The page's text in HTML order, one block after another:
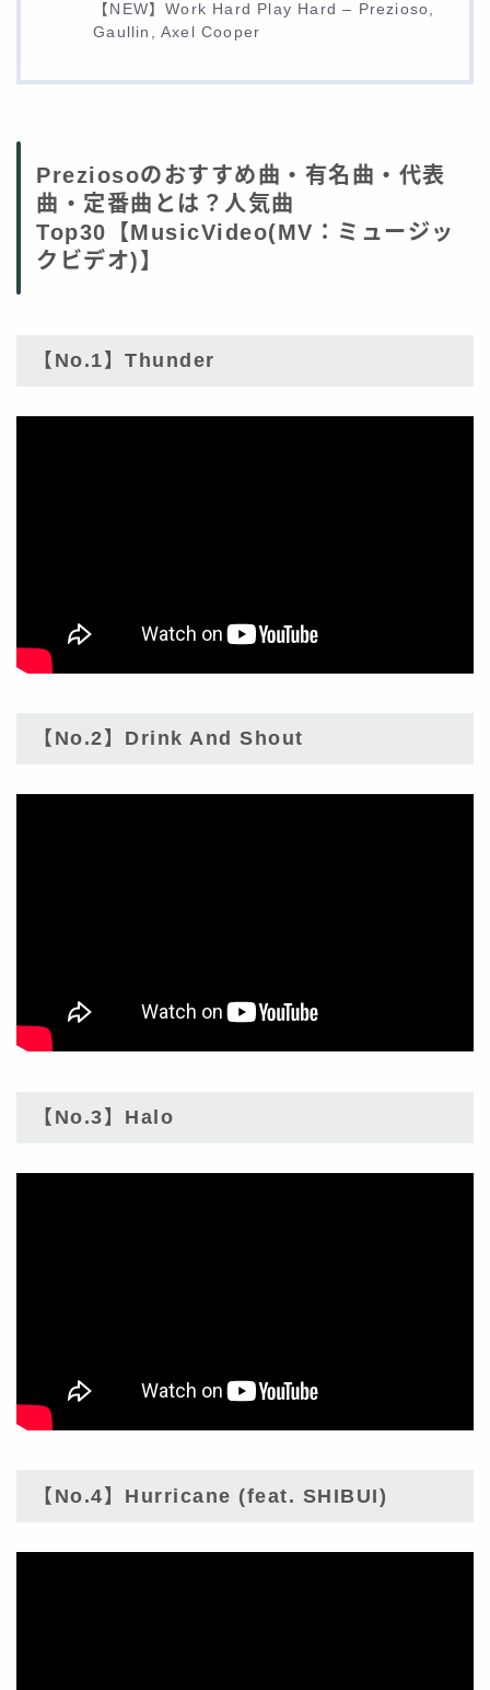
【NEW】Work Hard Play Hard – Prezioso,
Gaullin, Axel Cooper
Preziosoのおすすめ曲・有名曲・代表
曲・定番曲とは？人気曲
Top30【MusicVideo(MV：ミュージッ
クビデオ)】
【No.1】Thunder
【No.2】Drink And Shout
【No.3】Halo
【No.4】Hurricane (feat. SHIBUI)